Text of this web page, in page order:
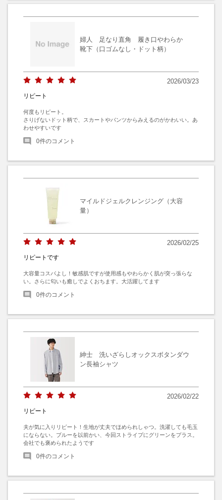
婦人 足なり直角 履き口やわらか
靴下（口ゴムなし・ドット柄）
2026/03/23
リピート
何度もリピート。
さりげないドット柄で、スカートやパンツからみえるのがかわいい。あ
わせやすいです
0件のコメント
マイルドジェルクレンジング（大容
量）
2026/02/25
リピートです
大容量コスパよし！敏感肌ですが使用感もやわらかく肌が突っ張らな
い。さらに匂いも癒しでよくおちます。大活躍してます
0件のコメント
紳士 洗いざらしオックスボタンダウ
ン長袖シャツ
2026/02/22
リピート
夫が気に入りリピート！生地が丈夫でほめられしゃつ。洗濯しても毛玉
にならない。ブルーを以前かい、今回ストライプにグリーンをプラス。
会社でも褒められたようです
0件のコメント